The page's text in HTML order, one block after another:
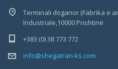
Terminali doganor (Fabrika e
Industriale,10000 Prishtinë
+383 (0) 38 773 772
info@shegatran-ks.com